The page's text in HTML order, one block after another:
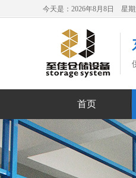
今天是：2026年8月8日 星
首页